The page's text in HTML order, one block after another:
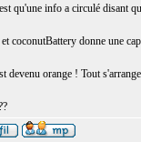
qu'une info a circulé disant
coconutBattery donne une
devenu orange ! Tout